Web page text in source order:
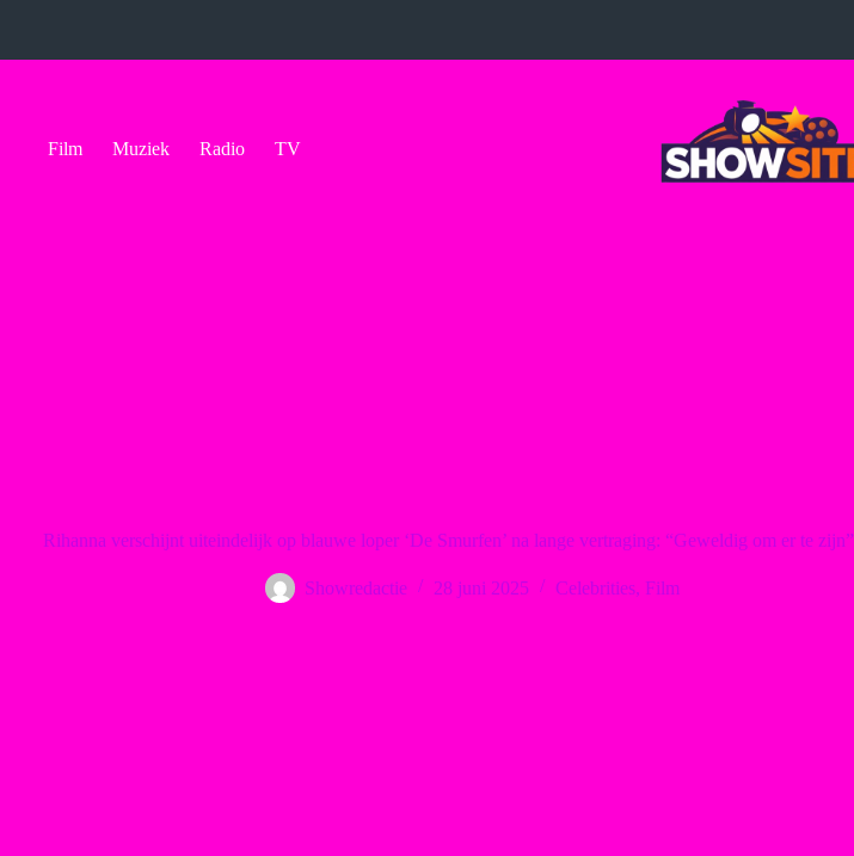
Film Muziek Radio TV
Rihanna verschijnt uiteindelijk op blauwe loper ‘De Smurfen’ na lange vertraging: “Geweldig om er te zijn”
Showredactie 28 juni 2025 Celebrities, Film